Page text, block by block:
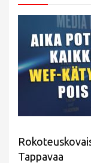
Tappavaa